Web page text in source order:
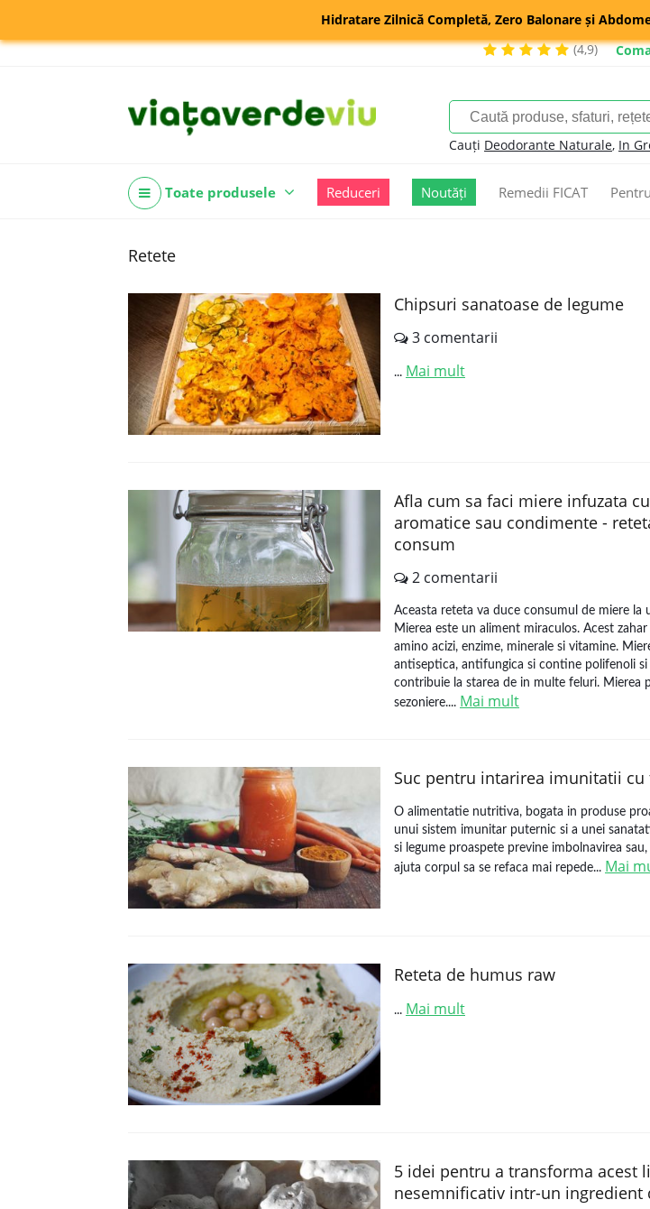
Hidratare Zilnică Completă, Zero Balonare și
(4,9)
Cauți Deodorante Naturale, In
Toate produsele Reduceri Noutăți Remedii FICAT
Retete
Chipsuri sanatoase de legume
3 comentarii
... Mai mult
Afla cum sa faci miere infuzata
aromatice sau condimente -
consum
2 comentarii
Aceasta reteta va duce consumul de miere la
Mierea este un aliment miraculos. Acest
amino acizi, enzime, minerale si vitamine.
antiseptica, antifungica si contine polifenoli
contribuie la starea de in multe feluri. Mierea
sezoniere.... Mai mult
Suc pentru intarirea imunitatii
O alimentatie nutritiva, bogata in produse
unui sistem imunitar puternic si a unei
si legume proaspete previne imbolnavirea
ajuta corpul sa se refaca mai repede... Mai
Reteta de humus raw
... Mai mult
5 idei pentru a transforma acest
nesemnificativ intr-un ingredient